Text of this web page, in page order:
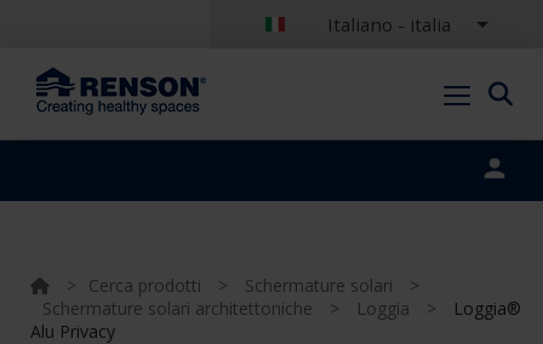
Italiano - italia
> Cerca prodotti > Schermature solari
>
Schermature solari architettoniche
> Loggia >
Loggia®
Alu Privacy